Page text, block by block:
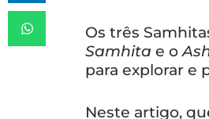
Os três
Samhita e o
para explorar e
Neste artigo,